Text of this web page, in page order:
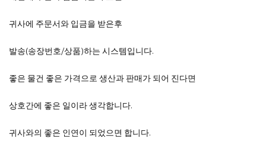
귀사에 주문서와 입금을 받은후
발송(송장번호/상품)하는 시스템입니다.
좋은 물건 좋은 가격으로 생산과 판매가 되어 진다면
상호간에 좋은 일이라 생각합니다.
귀사와의 좋은 인연이 되었으면 합니다.